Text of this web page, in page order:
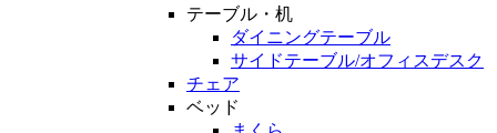
テーブル・机
ダイニングテーブル
サイドテーブル/オフィスデスク
チェア
ベッド